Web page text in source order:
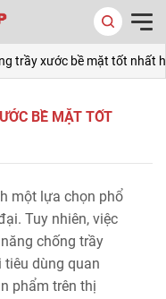
trầy xước bề mặt tốt nhất
BỀ MẶT TỐT
một lựa chọn phổ
Tuy nhiên, việc
chống trầy
dùng quan
phẩm trên thị